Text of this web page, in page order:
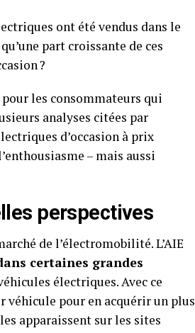
ont été vendus dans le
part croissante de ces
?
les consommateurs qui
analyses citées par
d’occasion à prix
– mais aussi
perspectives
de l’électromobilité. L’AIE
certaines grandes
électriques. Avec ce
véhicule pour en acquérir un plus
apparaissent sur les sites